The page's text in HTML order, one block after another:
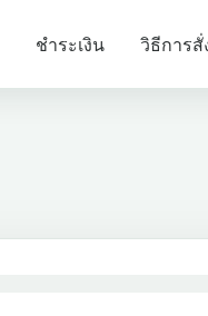
ชำระเงิน วิธีการ